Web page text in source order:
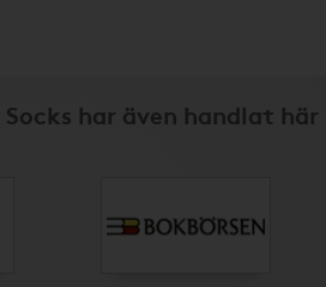
har även handlat här